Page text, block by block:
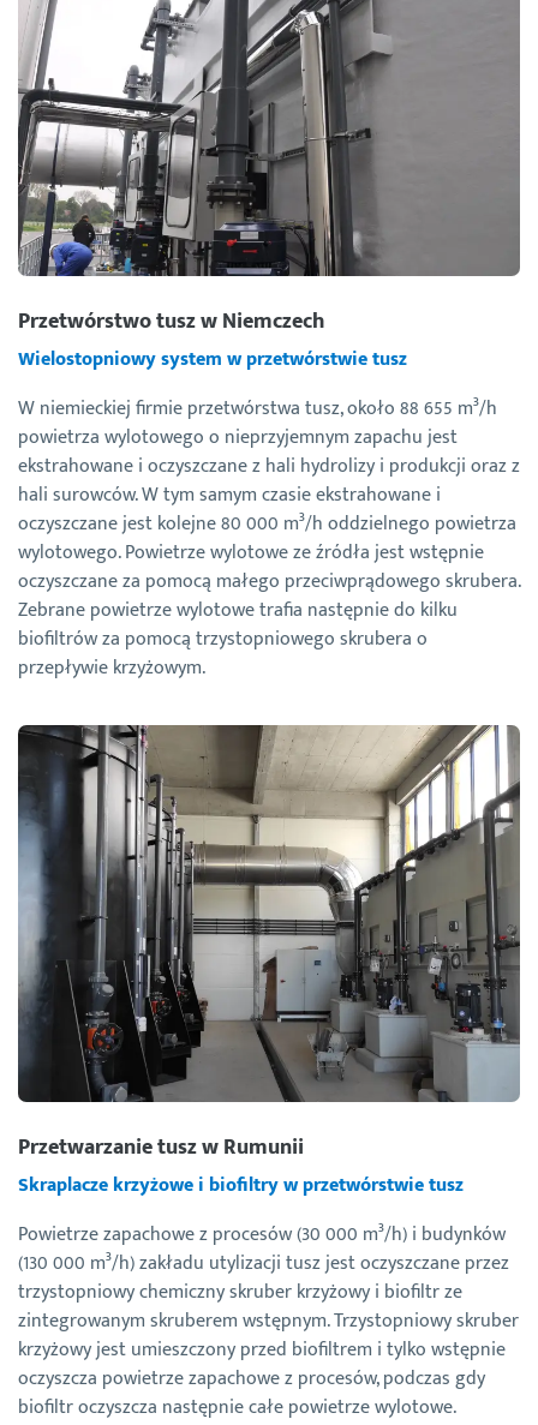
Przetwórstwo tusz w Niemczech
Wielostopniowy system w przetwórstwie tusz
W niemieckiej firmie przetwórstwa tusz, około 88 655 m³/h
powietrza wylotowego o nieprzyjemnym zapachu jest
ekstrahowane i oczyszczane z hali hydrolizy i produkcji oraz z
hali surowców. W tym samym czasie ekstrahowane i
oczyszczane jest kolejne 80 000 m³/h oddzielnego powietrza
wylotowego. Powietrze wylotowe ze źródła jest wstępnie
oczyszczane za pomocą małego przeciwprądowego skrubera.
Zebrane powietrze wylotowe trafia następnie do kilku
biofiltrów za pomocą trzystopniowego skrubera o
przepływie krzyżowym.
Przetwarzanie tusz w Rumunii
Skraplacze krzyżowe i biofiltry w przetwórstwie tusz
Powietrze zapachowe z procesów (30 000 m³/h) i budynków
(130 000 m³/h) zakładu utylizacji tusz jest oczyszczane przez
trzystopniowy chemiczny skruber krzyżowy i biofiltr ze
zintegrowanym skruberem wstępnym. Trzystopniowy skruber
krzyżowy jest umieszczony przed biofiltrem i tylko wstępnie
oczyszcza powietrze zapachowe z procesów, podczas gdy
biofiltr oczyszcza następnie całe powietrze wylotowe.